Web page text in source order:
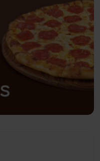
(59)
(182)
(57)
(27)
(03)